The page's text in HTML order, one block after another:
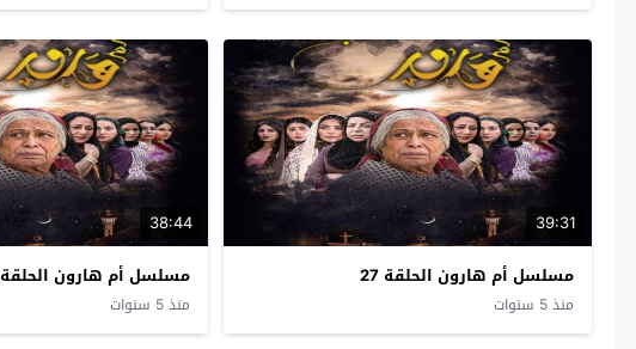
39:31
مسلسل أم هارون الحلقة 27
منذ 5 سنوات
38:44
مسلسل أم هارون الحلقة 26
منذ 5 سنوات